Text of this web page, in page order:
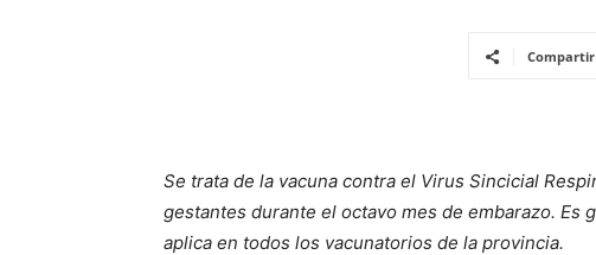
Compartir
Se trata de la vacuna contra el Virus Sincicial
gestantes durante el octavo mes de embarazo. Es
aplica en todos los vacunatorios de la provincia.